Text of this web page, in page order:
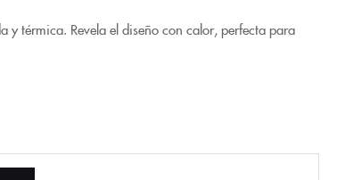
térmica. Revela el diseño con calor, perfecta para